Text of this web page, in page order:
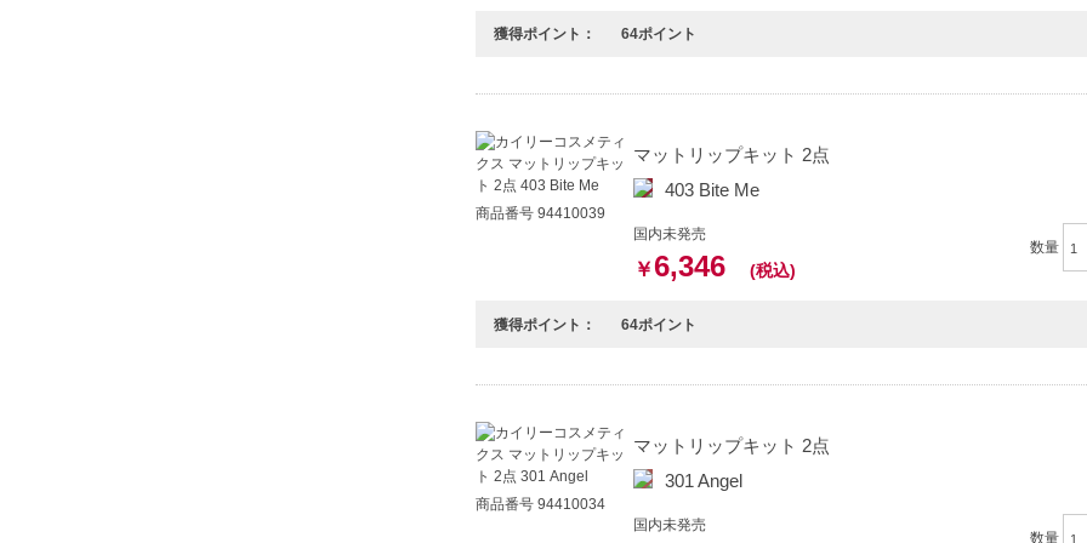
獲得ポイント： 64ポイント
商品番号 94410039
マットリップキット 2点
403 Bite Me
国内未発売
￥6,346 (税込)
数量
獲得ポイント： 64ポイント
商品番号 94410034
マットリップキット 2点
301 Angel
国内未発売
数量